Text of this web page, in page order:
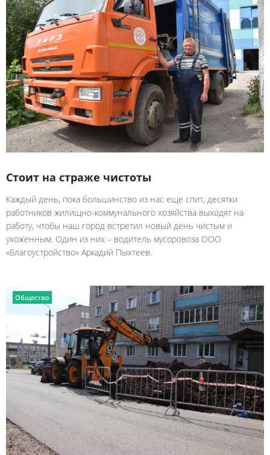
Стоит на страже чистоты
Каждый день, пока большинство из нас еще спит, десятки
работников жилищно-коммунального хозяйства выходят на
работу, чтобы наш город встретил новый день чистым и
ухоженным. Один из них – водитель мусоровоза ООО
«Благоустройство» Аркадий Пыхтеев.
Общество